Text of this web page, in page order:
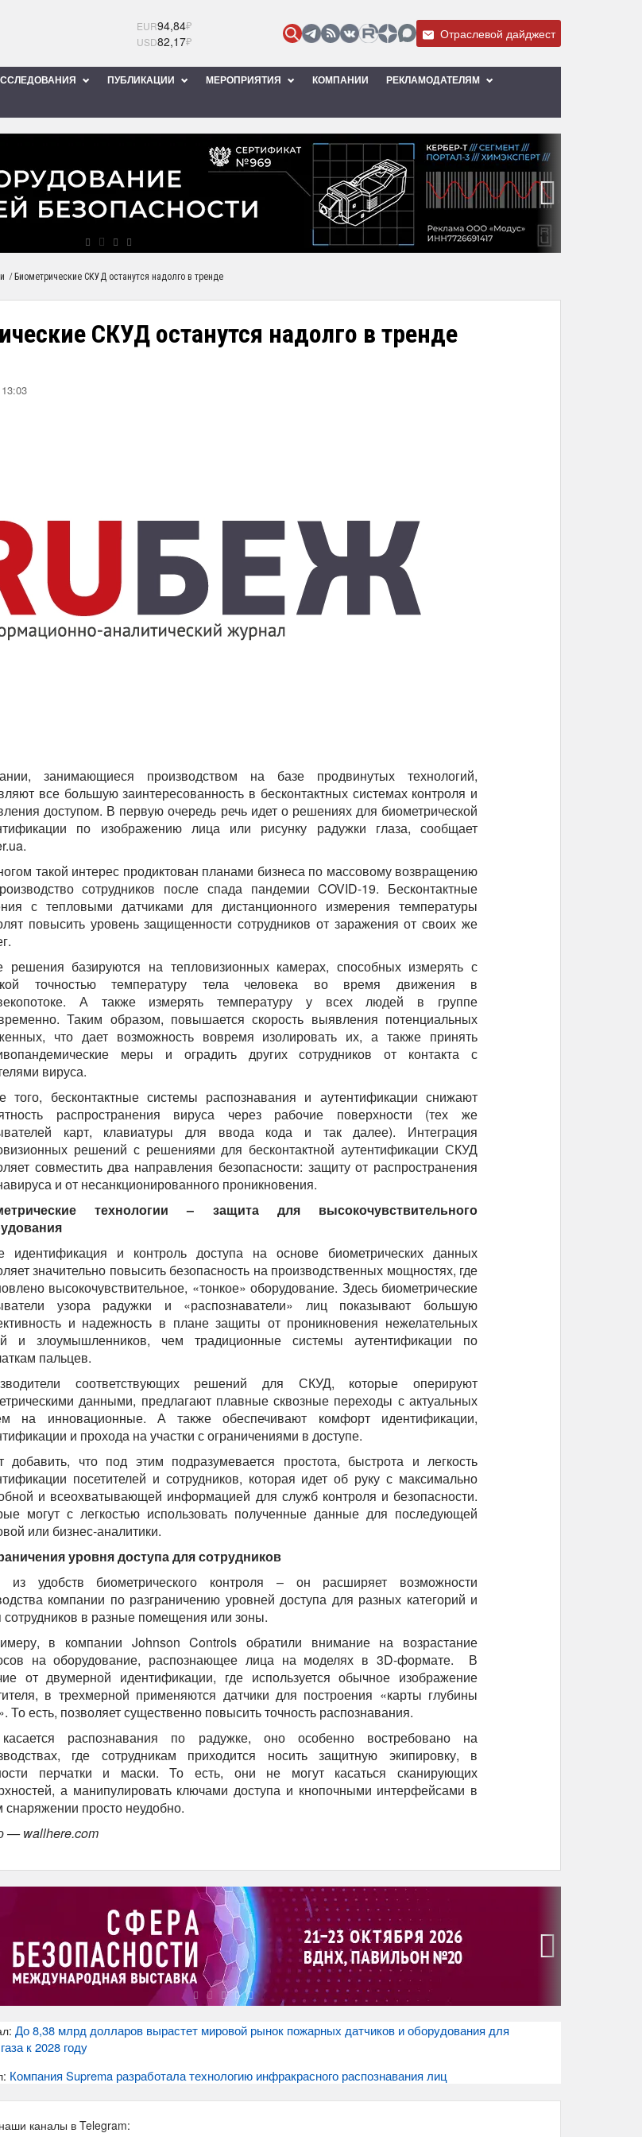
EUR94,84₽
USD82,17₽ Отраслевой дайджест
ПУБЛИКАЦИИ МЕРОПРИЯТИЯ КОМПАНИИ
РЕКЛАМОДАТЕЛЯМ
/ Биометрические СКУД останутся надолго в тренде
СКУД останутся надолго в тренде
занимающиеся производством на базе продвинутых технологий,
все большую заинтересованность в бесконтактных системах контроля и
доступом. В первую очередь речь идет о решениях для биометрической
по изображению лица или рисунку радужки глаза, сообщает
такой интерес продиктован планами бизнеса по массовому возвращению
сотрудников после спада пандемии COVID-19. Бесконтактные
с тепловыми датчиками для дистанционного измерения температуры
повысить уровень защищенности сотрудников от заражения от своих же
решения базируются на тепловизионных камерах, способных измерять с
точностью температуру тела человека во время движения в
А также измерять температуру у всех людей в группе
Таким образом, повышается скорость выявления потенциальных
что дает возможность вовремя изолировать их, а также принять
меры и оградить других сотрудников от контакта с
вируса.
того, бесконтактные системы распознавания и аутентификации снижают
распространения вируса через рабочие поверхности (тех же
карт, клавиатуры для ввода кода и так далее). Интеграция
решений с решениями для бесконтактной аутентификации СКУД
совместить два направления безопасности: защиту от распространения
и от несанкционированного проникновения.
технологии – защита для высокочувствительного
идентификация и контроль доступа на основе биометрических данных
значительно повысить безопасность на производственных мощностях, где
высокочувствительное, «тонкое» оборудование. Здесь биометрические
узора радужки и «распознаватели» лиц показывают большую
и надежность в плане защиты от проникновения нежелательных
и злоумышленников, чем традиционные системы аутентификации по
пальцев.
соответствующих решений для СКУД, которые оперируют
данными, предлагают плавные сквозные переходы с актуальных
на инновационные. А также обеспечивают комфорт идентификации,
и прохода на участки с ограничениями в доступе.
добавить, что под этим подразумевается простота, быстрота и легкость
посетителей и сотрудников, которая идет об руку с максимально
и всеохватывающей информацией для служб контроля и безопасности.
могут с легкостью использовать полученные данные для последующей
или бизнес-аналитики.
уровня доступа для сотрудников
из удобств биометрического контроля – он расширяет возможности
компании по разграничению уровней доступа для разных категорий и
сотрудников в разные помещения или зоны.
в компании Johnson Controls обратили внимание на возрастание
на оборудование, распознающее лица на моделях в 3D-формате. В
от двумерной идентификации, где используется обычное изображение
в трехмерной применяются датчики для построения «карты глубины
То есть, позволяет существенно повысить точность распознавания.
распознавания по радужке, оно особенно востребовано на
где сотрудникам приходится носить защитную экипировку, в
перчатки и маски. То есть, они не могут касаться сканирующих
а манипулировать ключами доступа и кнопочными интерфейсами в
снаряжении просто неудобно.
— wallhere.com
До 8,38 млрд долларов вырастет мировой рынок пожарных датчиков и оборудования для
к 2028 году
Компания Suprema разработала технологию инфракрасного распознавания лиц
каналы в Telegram: